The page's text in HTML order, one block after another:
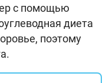
с помощью
диета
поэтому